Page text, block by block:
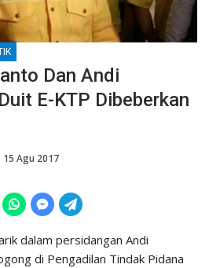
Dan Andi
E-KTP Dibeberkan
15 Agu 2017
dalam persidangan Andi
di Pengadilan Tindak Pidana